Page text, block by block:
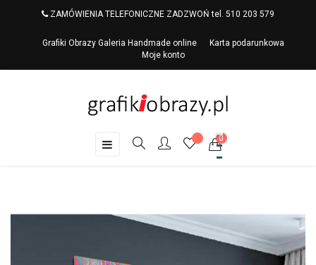
ZAMÓWIENIA TELEFONICZNE ZADZWOŃ tel. 510 203 579
Grafiki Obrazy Galeria Handmade online
Karta podarunkowa
Moje konto
Toggle
☰ 0